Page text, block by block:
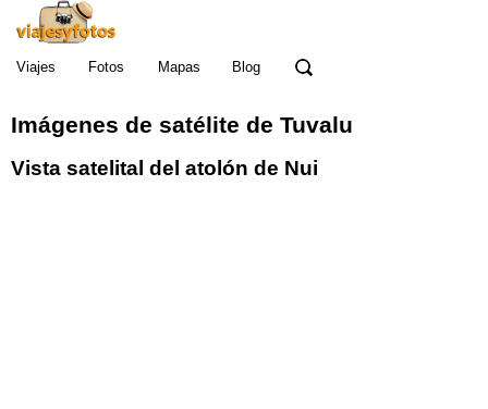
Viajes Fotos Mapas Blog
Imágenes de satélite de Tuvalu
Vista satelital del atolón de Nui